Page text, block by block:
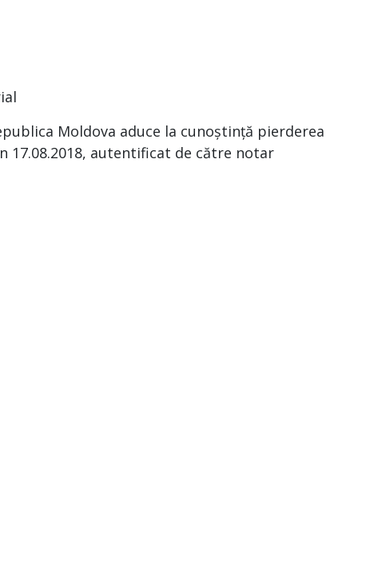
Moldova aduce la cunoștință pierderea
autentificat de către notar